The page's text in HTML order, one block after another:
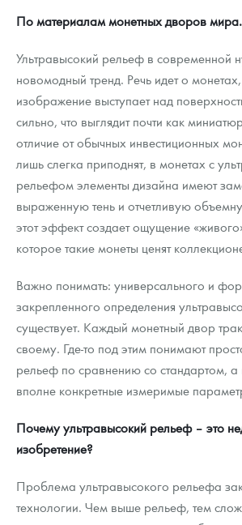
Гарри Поттер
Год Лошади
Флот: ледоколы и корабли
Жетоны "Необыкновенные обитатели глубин"
Ювелирные изделия
Русская нумизматика
Золотая карманная галерея
Наборы подарочных и коллекционных монет
Монеты и жетоны из недрагоценных металлов
Книги по нумизматике
Условия возврата
Монеты
Политика конфиденциальности
Политика использования Cookies
Положение по обработке и защите
Письмо директору
По материалам монетных дворов мира.
Ультравысокий рельеф в современной
новомодный тренд. Речь идет о
изображение выступает над
сильно, что выглядит почти как
отличие от обычных инвестиционных
лишь слегка приподнят, в монетах с
рельефом элементы дизайна имеют
выраженную тень и отчетливую
этот эффект создает ощущение
которое такие монеты ценят
Важно понимать: универсального и
закрепленного определения
существует. Каждый монетный двор
своему. Где-то под этим понимают
рельеф по сравнению со стандартом, а
вполне конкретные измеримые
Почему ультравысокий рельеф – это
изобретение?
Проблема ультравысокого рельефа
технологии. Чем выше рельеф, тем